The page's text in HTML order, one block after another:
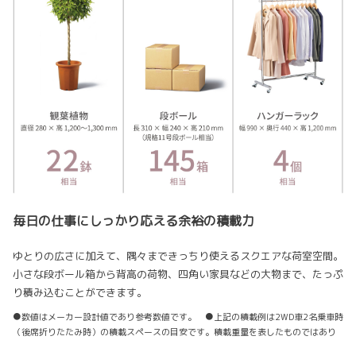
毎日の仕事にしっかり応える余裕の積載力
ゆとりの広さに加えて、隅々まできっちり使えるスクエアな荷室空間。
小さな段ボール箱から背高の荷物、四角い家具などの大物まで、たっぷ
り積み込むことができます。
●数値はメーカー設計値であり参考数値です。 ●上記の積載例は2WD車2名乗車時
（後席折りたたみ時）の積載スペースの目安です。積載重量を表したものではあり